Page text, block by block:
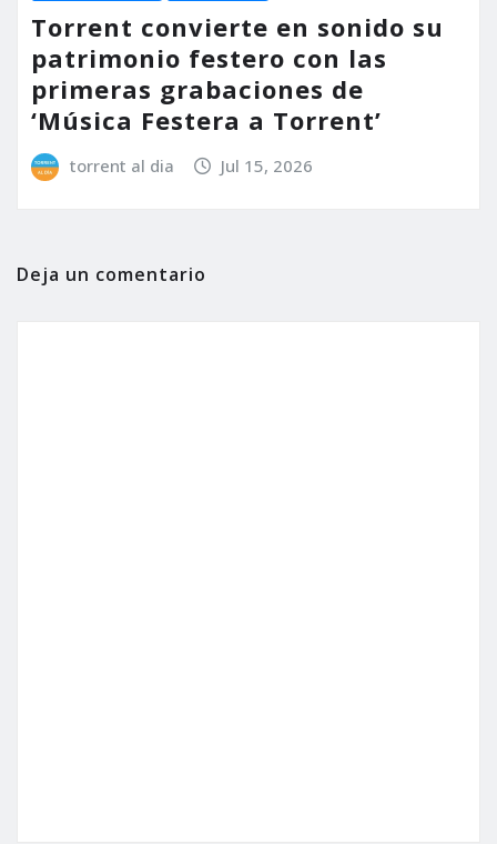
Torrent convierte en sonido su
patrimonio festero con las
primeras grabaciones de
‘Música Festera a Torrent’
torrent al dia Jul 15, 2026
Deja un comentario